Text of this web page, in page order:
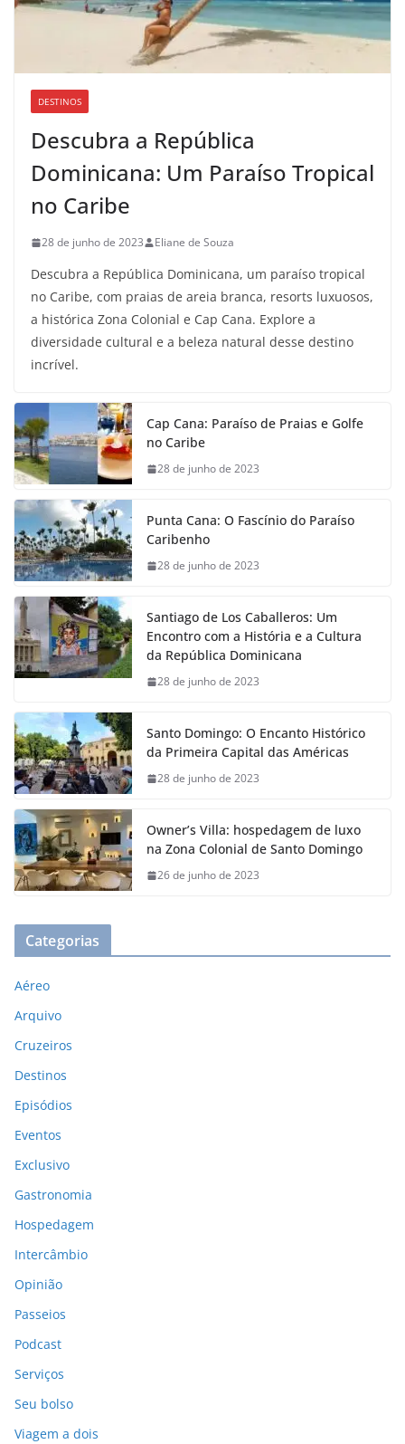
DESTINOS
Descubra a República
Dominicana: Um Paraíso Tropical
no Caribe
28 de junho de 2023 Eliane de Souza
Descubra a República Dominicana, um paraíso tropical
no Caribe, com praias de areia branca, resorts luxuosos,
a histórica Zona Colonial e Cap Cana. Explore a
diversidade cultural e a beleza natural desse destino
incrível.
Cap Cana: Paraíso de Praias e Golfe
no Caribe
28 de junho de 2023
Punta Cana: O Fascínio do Paraíso
Caribenho
28 de junho de 2023
Santiago de Los Caballeros: Um
Encontro com a História e a Cultura
da República Dominicana
28 de junho de 2023
Santo Domingo: O Encanto Histórico
da Primeira Capital das Américas
28 de junho de 2023
Owner’s Villa: hospedagem de luxo
na Zona Colonial de Santo Domingo
26 de junho de 2023
Categorias
Aéreo
Arquivo
Cruzeiros
Destinos
Episódios
Eventos
Exclusivo
Gastronomia
Hospedagem
Intercâmbio
Opinião
Passeios
Podcast
Serviços
Seu bolso
Viagem a dois